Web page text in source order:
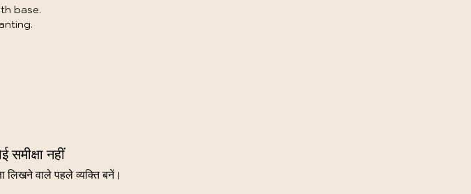
base.
नहीं
लिखने वाले पहले व्यक्ति बनें।